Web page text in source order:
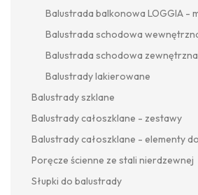
Balustrada balkonowa LOGGIA -
Balustrada schodowa
Balustrada schodowa
Balustrady lakierowane
Balustrady szklane
Balustrady całoszklane - zestawy
Balustrady całoszklane - elementy
Poręcze ścienne ze stali nierdzewnej
Słupki do balustrady